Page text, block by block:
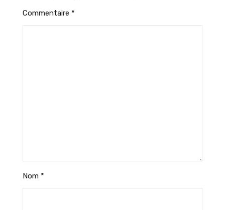
Commentaire *
Nom *